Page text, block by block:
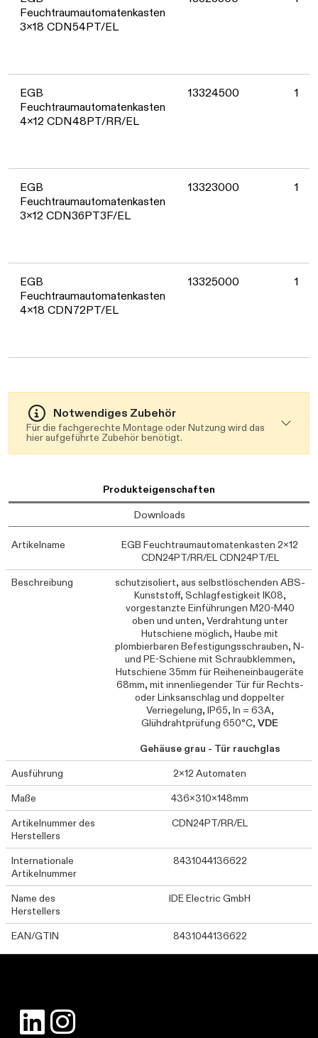
Feuchtraumautomatenkasten
3x18 CDN54PT/EL
EGB
Feuchtraumautomatenkasten
4x12 CDN48PT/RR/EL
13324500 1
EGB
Feuchtraumautomatenkasten
3x12 CDN36PT3F/EL
13323000 1
EGB
Feuchtraumautomatenkasten
4x18 CDN72PT/EL
13325000 1
Notwendiges Zubehör
Für die fachgerechte Montage oder Nutzung wird das
hier aufgeführte Zubehör benötigt.
Produkteigenschaften
Downloads
Artikelname
EGB Feuchtraumautomatenkasten 2x12
CDN24PT/RR/EL CDN24PT/EL
Beschreibung
schutzisoliert, aus selbstlöschenden ABS-
Kunststoff, Schlagfestigkeit IK08,
vorgestanzte Einführungen M20-M40
oben und unten, Verdrahtung unter
Hutschiene möglich, Haube mit
plombierbaren Befestigungsschrauben, N-
und PE-Schiene mit Schraubklemmen,
Hutschiene 35mm für Reiheneinbaugeräte
68mm, mit innenliegender Tür für Rechts-
oder Linksanschlag und doppelter
Verriegelung, IP65, In = 63A,
Glühdrahtprüfung 650°C,VDE
Gehäuse grau - Tür rauchglas
Ausführung
2x12 Automaten
Maße
436x310x148mm
Artikelnummer des
Herstellers
CDN24PT/RR/EL
Internationale
Artikelnummer
8431044136622
Name des
Herstellers
IDE Electric GmbH
EAN/GTIN 8431044136622